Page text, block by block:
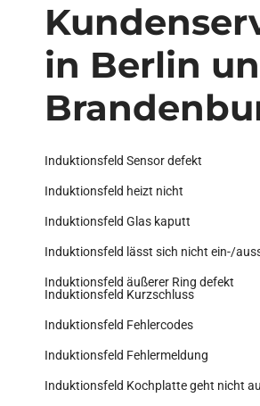
in Berlin
Induktionsfeld Sensor defekt
Induktionsfeld heizt nicht
Induktionsfeld Glas kaputt
Induktionsfeld lässt sich nicht ein-/
Induktionsfeld äußerer Ring defekt
Induktionsfeld Kurzschluss
Induktionsfeld Fehlercodes
Induktionsfeld Fehlermeldung
Induktionsfeld Kochplatte geht nicht